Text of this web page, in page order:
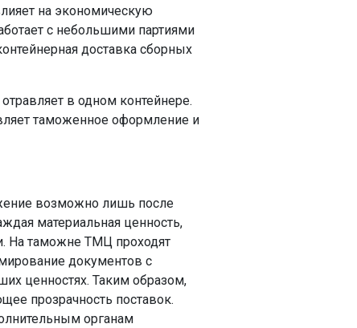
на экономическую
с небольшими партиями
доставка сборных
в одном контейнере.
таможенное оформление и
возможно лишь после
материальная ценность,
На таможне ТМЦ проходят
документов с
ценностях. Таким образом,
прозрачность поставок.
органам